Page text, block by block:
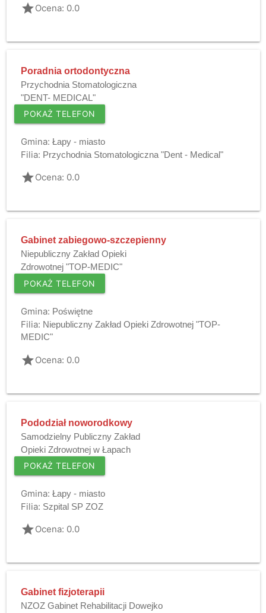
gradeOcena: 0.0
Poradnia ortodontyczna
Przychodnia Stomatologiczna
"DENT- MEDICAL"
POKAŻ TELEFON
Gmina: Łapy - miasto
Filia: Przychodnia Stomatologiczna "Dent - Medical"
gradeOcena: 0.0
Gabinet zabiegowo-szczepienny
Niepubliczny Zakład Opieki
Zdrowotnej "TOP-MEDIC"
POKAŻ TELEFON
Gmina: Poświętne
Filia: Niepubliczny Zakład Opieki Zdrowotnej "TOP-
MEDIC"
gradeOcena: 0.0
Pododział noworodkowy
Samodzielny Publiczny Zakład
Opieki Zdrowotnej w Łapach
POKAŻ TELEFON
Gmina: Łapy - miasto
Filia: Szpital SP ZOZ
gradeOcena: 0.0
Gabinet fizjoterapii
NZOZ Gabinet Rehabilitacji Dowejko